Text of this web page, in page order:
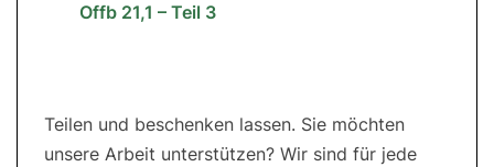
Offb 21,1 – Teil 3
Teilen und beschenken lassen. Sie möchten
unsere Arbeit unterstützen? Wir sind für jede